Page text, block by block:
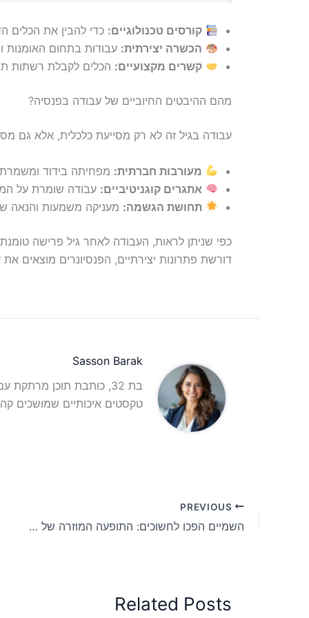
קורסים טכנולוגיים: כדי להבין את הכלים
הכשרה יצירתית: עבודות בתחום האומנות
קשרים מקצועיים: הכלים לקבלת רשתות
מהם ההיבטים החיוביים של עבודה בפנסיה?
עבודה בגיל זה לא רק מסייעת כלכלית, אלא גם
מעורבות חברתית: מפחיתה בידוד
אתגרים קוגניטיביים: עבודה שומרת על
תחושת הגשמה: מעניקה משמעות והנאה
כפי שניתן לראות, העבודה לאחר גיל פרישה
דורשת פתרונות יצירתיים, הפנסיונרים מוצאים
Sasson Barak
בת 32, כותבת תוכן
טקסטים איכותיים שמושכים
השמיים הפכו לחשוכים: התופעה המוזרה של להקת הציפורים שהתמוטטה במקסיקו
Related Posts